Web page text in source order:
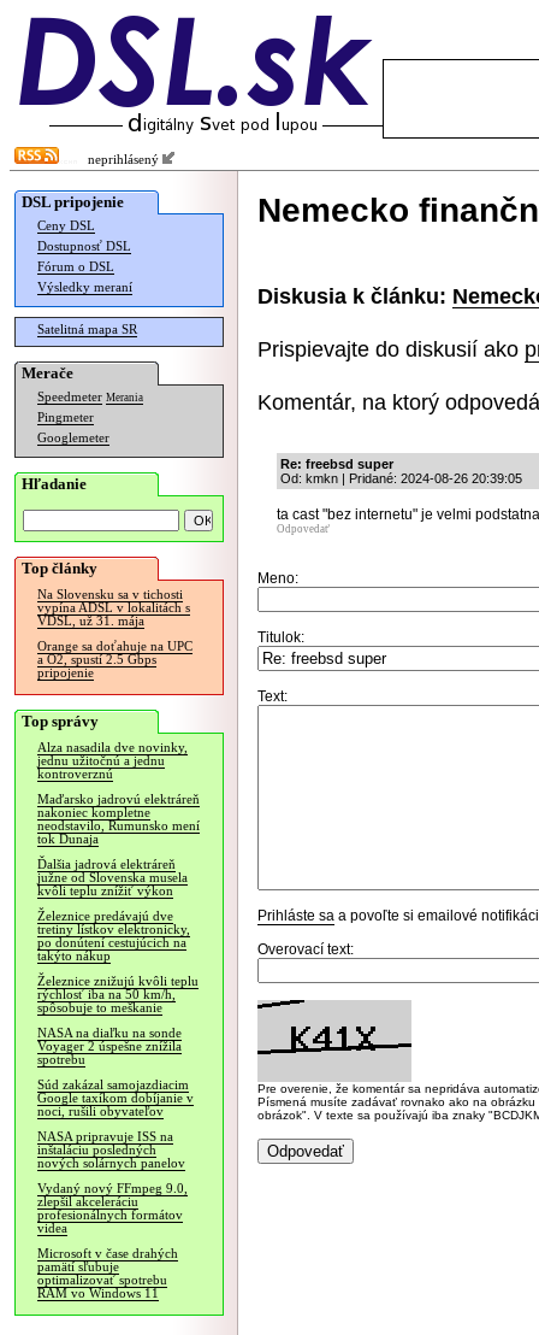
neprihlásený
DSL pripojenie
Ceny DSL
Dostupnosť DSL
Fórum o DSL
Výsledky meraní
Satelitná mapa SR
Merače
Speedmeter Merania
Pingmeter
Googlemeter
Hľadanie
Top články
Na Slovensku sa v tichosti
vypína ADSL v lokalitách s
VDSL, už 31. mája
Orange sa doťahuje na UPC
a O2, spustí 2.5 Gbps
pripojenie
Top správy
Alza nasadila dve novinky,
jednu užitočnú a jednu
kontroverznú
Maďarsko jadrovú elektráreň
nakoniec kompletne
neodstavilo, Rumunsko mení
tok Dunaja
Ďalšia jadrová elektráreň
južne od Slovenska musela
kvôli teplu znížiť výkon
Železnice predávajú dve
tretiny lístkov elektronicky,
po donútení cestujúcich na
takýto nákup
Železnice znižujú kvôli teplu
rýchlosť iba na 50 km/h,
spôsobuje to meškanie
NASA na diaľku na sonde
Voyager 2 úspešne znížila
spotrebu
Súd zakázal samojazdiacim
Google taxíkom dobíjanie v
noci, rušili obyvateľov
NASA pripravuje ISS na
inštaláciu posledných
nových solárnych panelov
Vydaný nový FFmpeg 9.0,
zlepšil akceleráciu
profesionálnych formátov
videa
Microsoft v čase drahých
pamätí sľubuje
optimalizovať spotrebu
RAM vo Windows 11
Nemecko
Diskusia k článku:
Prispievajte do diskusií ako
Komentár, na ktorý
Re: freebsd super
Od: kmkn | Pridané: 2024-08-26 20:39:05
ta cast "bez internetu" je velmi podstatna
Odpovedať
Meno:
Titulok:
Text:
Prihláste sa a povoľte si emailové
Overovací text:
Pre overenie, že komentár sa nepridáva
Písmená musíte zadávať rovnako ako na
obrázok". V texte sa používajú iba znaky